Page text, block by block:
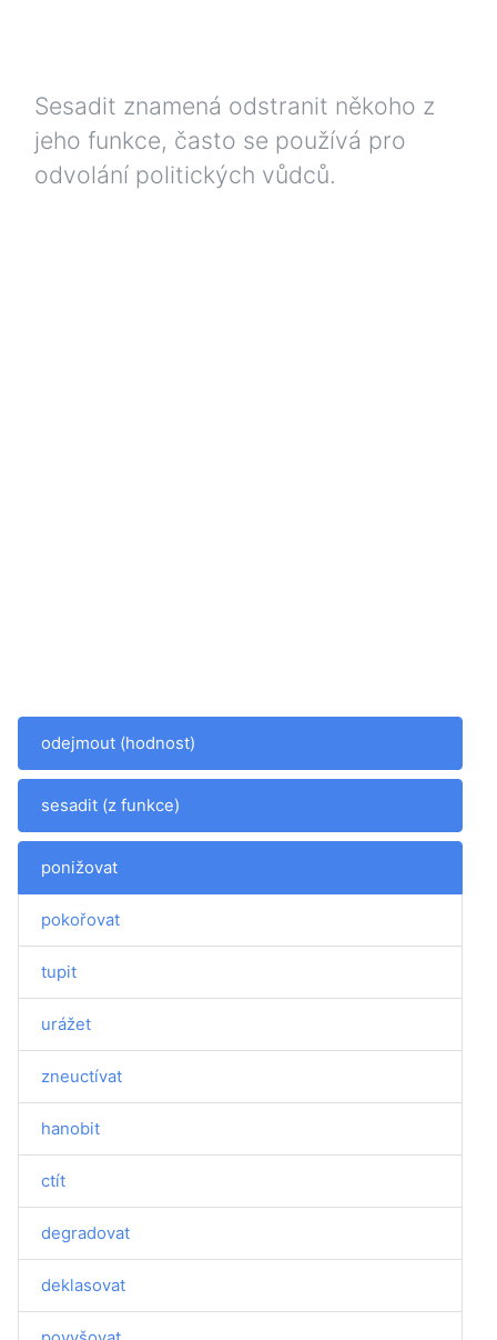
Sesadit znamená odstranit někoho z
jeho funkce, často se používá pro
odvolání politických vůdců.
odejmout (hodnost)
sesadit (z funkce)
ponižovat
pokořovat
tupit
urážet
zneuctívat
hanobit
ctít
degradovat
deklasovat